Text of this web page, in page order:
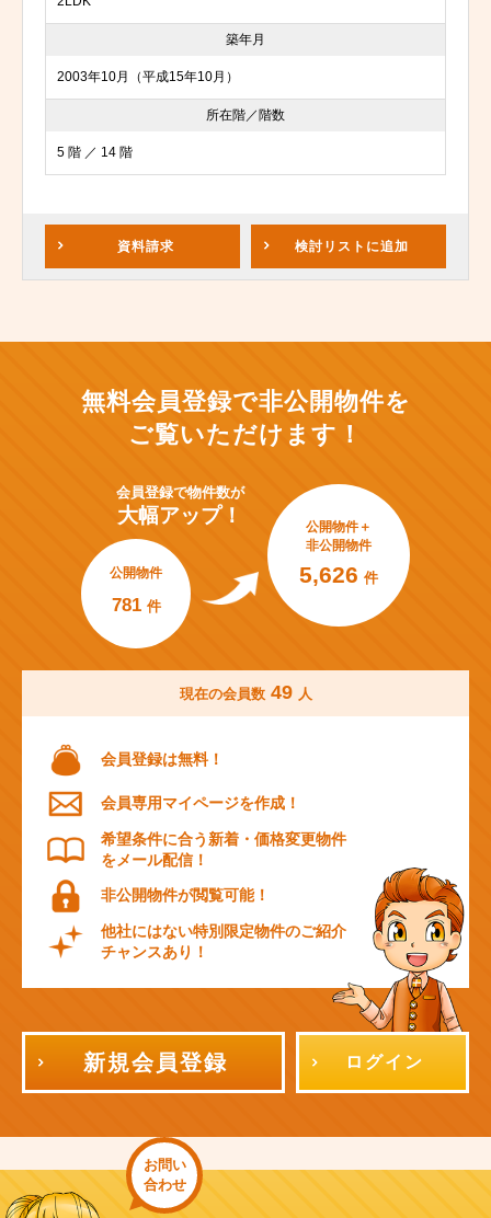
築年月
2003年10月（平成15年10月）
所在階／階数
5 階 ／ 14 階
資料請求 検討リスト に追加
無料会員登録で非公開物件を
ご覧いただけます！
会員登録で物件数が
大幅アップ！
公開物件
781 件
公開物件＋
非公開物件
5,626 件
現在の会員数 49 人
会員登録は無料！
会員専用マイページを作成！
希望条件に合う新着・価格変更物件
をメール配信！
非公開物件が閲覧可能！
他社にはない特別限定物件のご紹介
チャンスあり！
新規会員登録 ログイン
お問い
合わせ